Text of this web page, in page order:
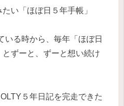
い「ほぼ日５年手帳」
いる時から、毎年「ほぼ日
ずーと、ずーと想い続け
５年日記を完走できた